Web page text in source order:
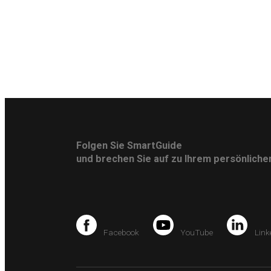
Folgen Sie SmartGuide
und brechen Sie auf zu Ihrem
Facebook YouTube